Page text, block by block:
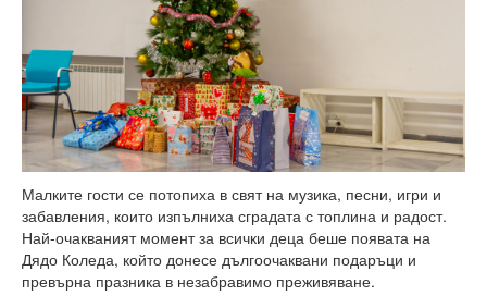
Факултет по изчислителна техника и автоматизация
Колежи
Добруджански технологичен колеж
Колеж в структурата на ТУ-Варна
Департамент ЕПОС
Научноизследователски институт
Отдели и Центрове
Малките гости се потопиха в свят на музика, песни, игри и
забавления, които изпълниха сградата с топлина и радост.
Най-очакваният момент за всички деца беше появата на
Дядо Коледа, който донесе дългоочаквани подаръци и
превърна празника в незабравимо преживяване.